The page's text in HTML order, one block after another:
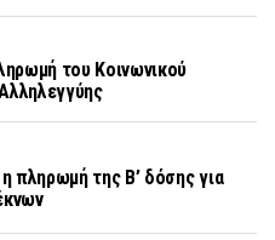
του Κοινωνικού
η πληρωμή της Β’ δόσης για